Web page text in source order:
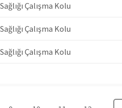
Çalışma Kolu
Çalışma Kolu
Çalışma Kolu